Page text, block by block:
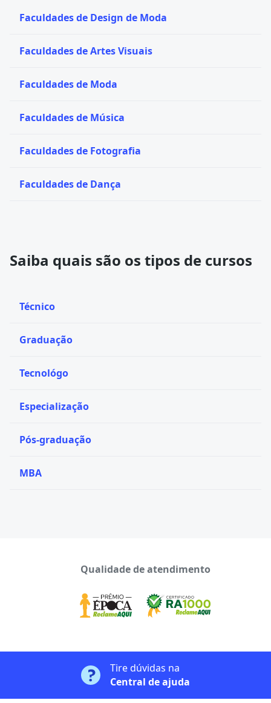
Faculdades de Design de Moda
Faculdades de Artes Visuais
Faculdades de Moda
Faculdades de Música
Faculdades de Fotografia
Faculdades de Dança
Saiba quais são os tipos de cursos
Técnico
Graduação
Tecnológo
Especialização
Pós-graduação
MBA
Qualidade de atendimento
Tire dúvidas na
Central de ajuda